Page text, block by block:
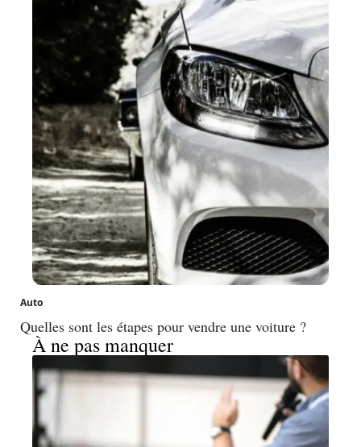
Auto
Quelles sont les étapes pour vendre une voiture ?
À ne pas manquer